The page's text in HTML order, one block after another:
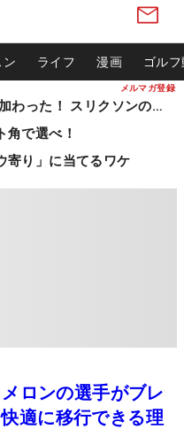
メルマガ登録
ン ライフ 漫画 ゴル
『4』が消え『R』が加わった！ スリクソンの新作
角で選べ！
寄り」に当てるワケ
ロンの選手がブレ
適に移行できる理